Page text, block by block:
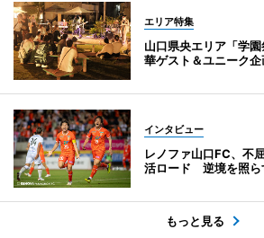
エリア特集
山口県央エリア「学
華ゲスト＆ユニーク企
インタビュー
レノファ山口FC、不
活ロード 逆境を照ら
もっと見る